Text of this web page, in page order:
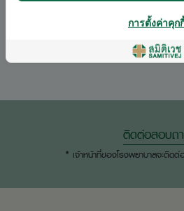
ภาษา
ติดต่อสอบถ
* เจ้าหน้าที่ของโรงพยาบาลจะติด
การตั้งค่าคุก